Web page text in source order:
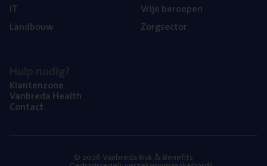
IT
Land­bouw
Vrije beroe­pen
Zorg­sec­tor
Klan­ten­zo­ne
Van­b­re­da Health
Con­tact
© 2026 Vanbreda Risk & Benefits